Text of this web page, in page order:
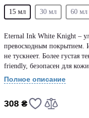
15 мл 30 мл 60 мл
Eternal Ink White Knight –
превосходным покрытием.
не тускнеет. Более густая
friendly, безопасен для
Полное описание
308 ₴